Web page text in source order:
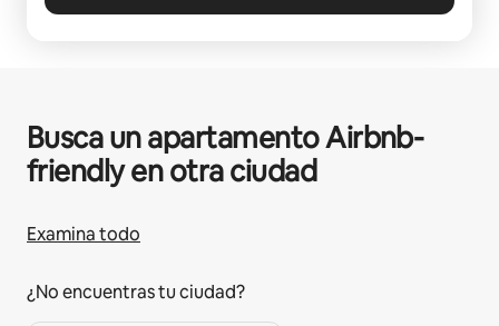
Busca un apartamento Airbnb-
friendly en otra ciudad
Examina todo
¿No encuentras tu ciudad?